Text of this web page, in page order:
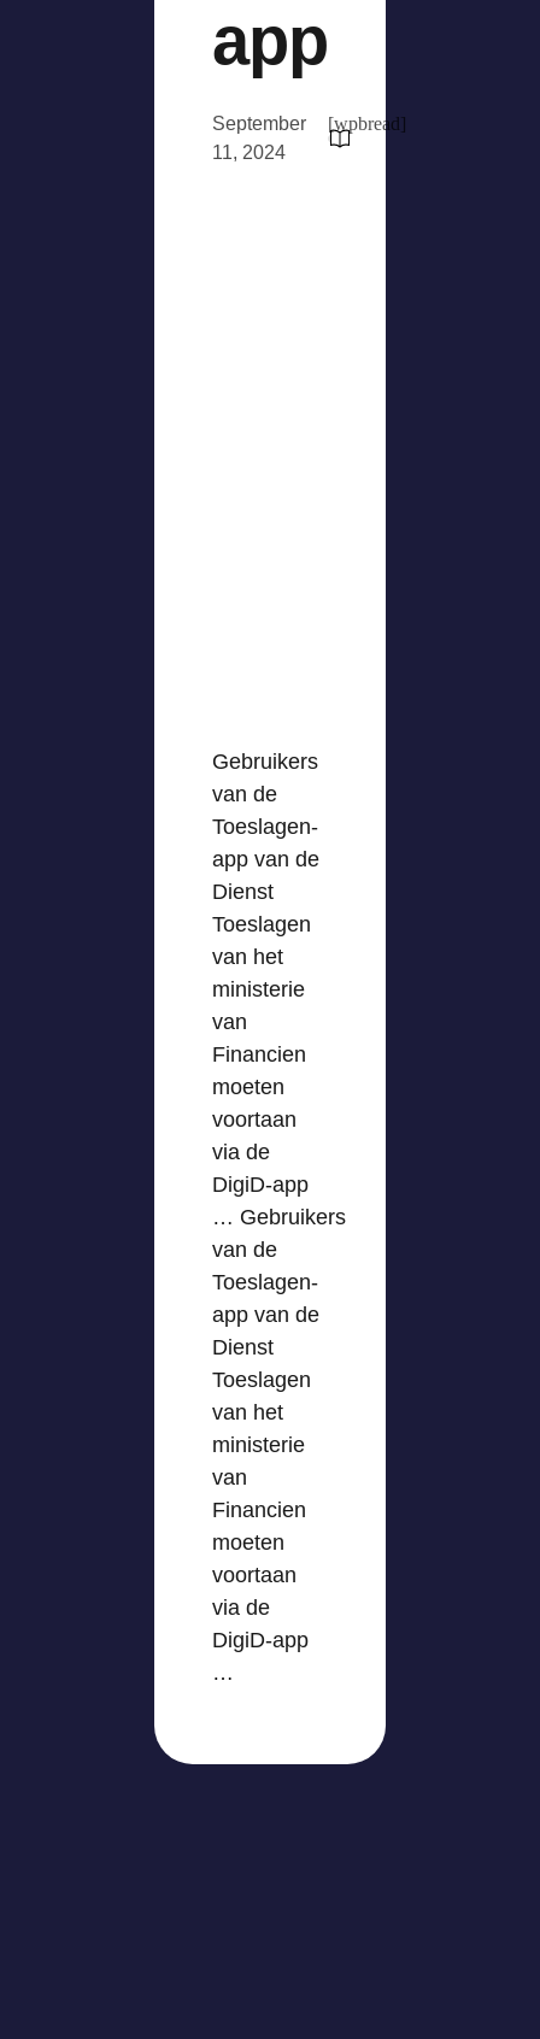
app
September
11, 2024
[wpbread]
Gebruikers
van de
Toeslagen-
app van de
Dienst
Toeslagen
van het
ministerie
van
Financien
moeten
voortaan
via de
DigiD-app
… Gebruikers
van de
Toeslagen-
app van de
Dienst
Toeslagen
van het
ministerie
van
Financien
moeten
voortaan
via de
DigiD-app
…